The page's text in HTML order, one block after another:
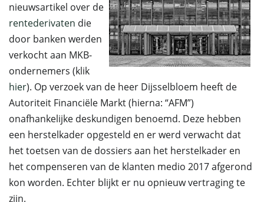
nieuwsartikel over de
rentederivaten die
door banken werden
verkocht aan MKB-
ondernemers (klik
hier). Op verzoek van de heer Dijsselbloem heeft de
Autoriteit Financiële Markt (hierna: “AFM”)
onafhankelijke deskundigen benoemd. Deze hebben
een herstelkader opgesteld en er werd verwacht dat
het toetsen van de dossiers aan het herstelkader en
het compenseren van de klanten medio 2017 afgerond
kon worden. Echter blijkt er nu opnieuw vertraging te
zijn.